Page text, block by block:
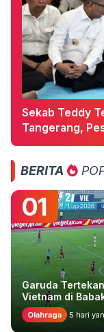
Sekab Teddy
Tangerang,
BERITA
01
Garuda
Vietnam di
Olahraga 5 hari